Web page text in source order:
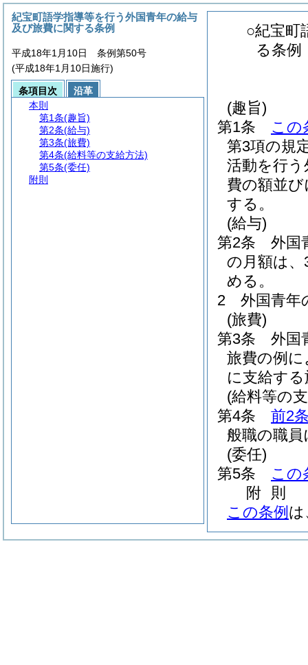
○紀宝町
る条例
(趣旨)
第1条
この
第3項の規
活動を行う
費の額並
する。
(給与)
第2条
外国
の月額は
める。
2
外国青年
(旅費)
第3条
外国
旅費の例
に支給す
(給料等の
第4条
前2
般職の職
(委任)
第5条
この
附 則
この条例 は
紀宝町語学指導等を行う外国青年の給与
及び旅費に関する条例
平成18年1月10日 条例第50号
(平成18年1月10日施行)
条項目次
沿革
本則
第1条(趣旨)
第2条(給与)
第3条(旅費)
第4条(給料等の支給方法)
第5条(委任)
附則